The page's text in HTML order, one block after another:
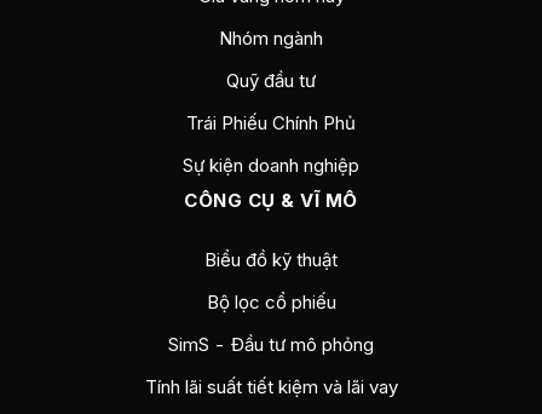
Nhóm ngành
Quỹ đầu tư
Trái Phiếu Chính Phủ
Sự kiện doanh nghiệp
CÔNG CỤ & VĨ MÔ
Biểu đồ kỹ thuật
Bộ lọc cổ phiếu
SimS - Đầu tư mô phỏng
Tính lãi suất tiết kiệm và lãi vay